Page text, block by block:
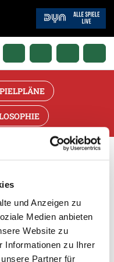
und Anzeigen zu
Medien anbieten
Website zu
Informationen zu Ihrer
Partner für
DER
IN
1. VFL
BY